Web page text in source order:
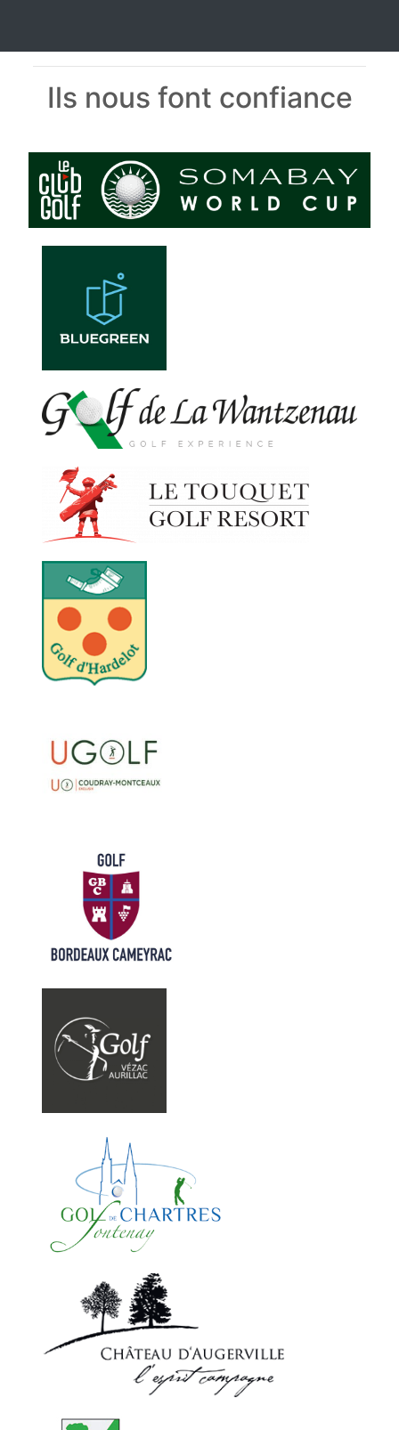
Ils nous font confiance